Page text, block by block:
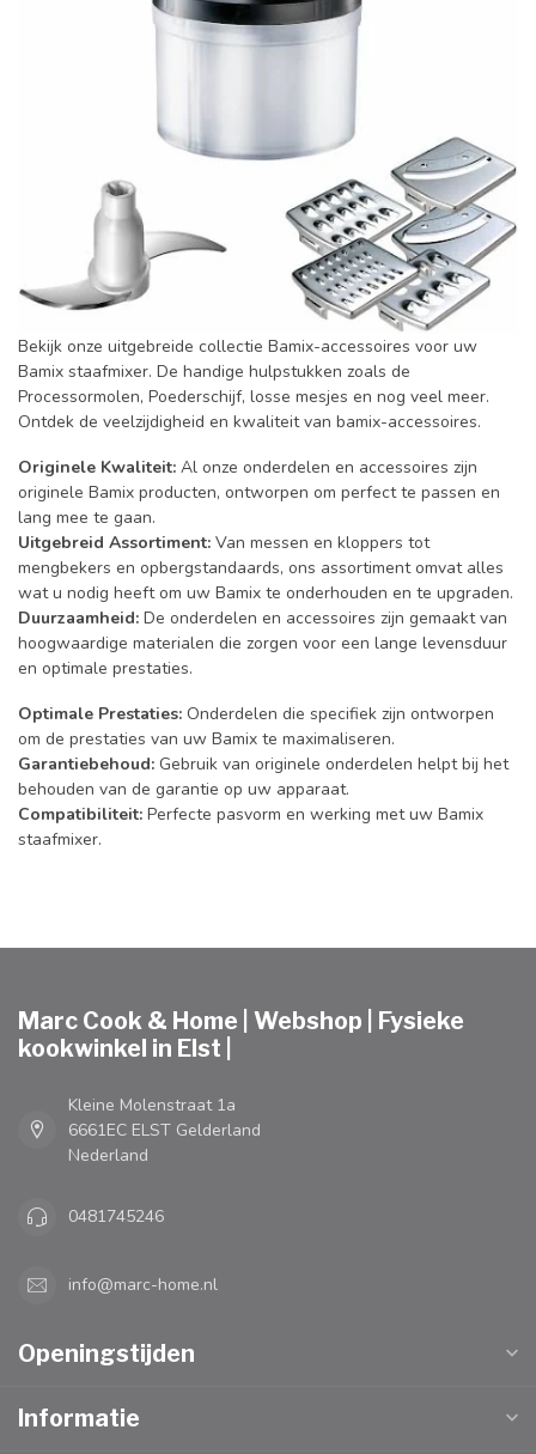
Bekijk onze uitgebreide collectie Bamix-accessoires voor uw
Bamix staafmixer. De handige hulpstukken zoals de
Processormolen, Poederschijf, losse mesjes en nog veel meer.
Ontdek de veelzijdigheid en kwaliteit van bamix-accessoires.
Originele Kwaliteit: Al onze onderdelen en accessoires zijn
originele Bamix producten, ontworpen om perfect te passen en
lang mee te gaan.
Uitgebreid Assortiment: Van messen en kloppers tot
mengbekers en opbergstandaards, ons assortiment omvat alles
wat u nodig heeft om uw Bamix te onderhouden en te upgraden.
Duurzaamheid: De onderdelen en accessoires zijn gemaakt van
hoogwaardige materialen die zorgen voor een lange levensduur
en optimale prestaties.
Optimale Prestaties: Onderdelen die specifiek zijn ontworpen
om de prestaties van uw Bamix te maximaliseren.
Garantiebehoud: Gebruik van originele onderdelen helpt bij het
behouden van de garantie op uw apparaat.
Compatibiliteit: Perfecte pasvorm en werking met uw Bamix
staafmixer.
Marc Cook & Home | Webshop | Fysieke
kookwinkel in Elst |
Kleine Molenstraat 1a
6661EC ELST Gelderland
Nederland
0481745246
info@marc-home.nl
Openingstijden
Informatie